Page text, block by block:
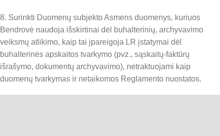
8. Surinkti Duomenų subjekto Asmens duomenys, kuriuos
Bendrovė naudoja išskirtinai dėl buhalterinių, archyvavimo
veiksmų atlikimo, kaip tai įpareigoja LR įstatymai dėl
buhalterinės apskaitos tvarkymo (pvz., sąskaitų-faktūrų
išrašymo, dokumentų archyvavimo), netraktuojami kaip
duomenų tvarkymas ir netaikomos Reglamento nuostatos.